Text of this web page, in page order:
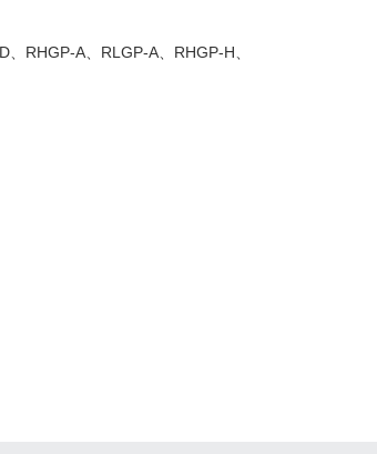
RHGP-A、RLGP-A、RHGP-H、